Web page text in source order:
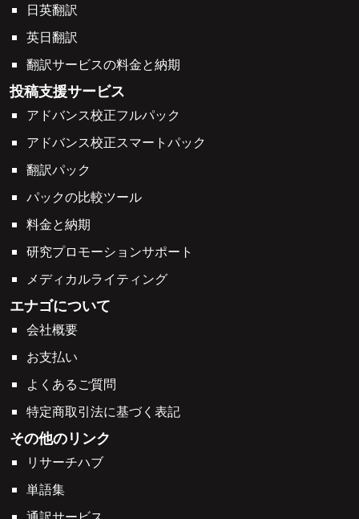
日英翻訳
英日翻訳
翻訳サービスの料金と納期
投稿支援サービス
アドバンス校正フルパック
アドバンス校正スマートパック
翻訳パック
パックの比較ツール
料金と納期
研究プロモーションサポート
メディカルライティング
エナゴについて
会社概要
お支払い
よくあるご質問
特定商取引法に基づく表記
その他のリンク
リサーチハブ
単語集